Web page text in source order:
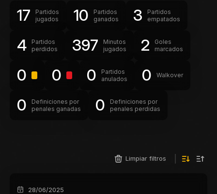
17
Partidos
jugados
10
Partidos
ganados
3
Partidos
empatados
4
Partidos
perdidos
397
Minutos
jugados
2
Goles
marcados
0 0 0
Partidos
anulados
0 Walkover
0
Definiciones por
penales ganadas
0
Definiciones por
penales perdidas
Limpiar filtros
28/06/2025